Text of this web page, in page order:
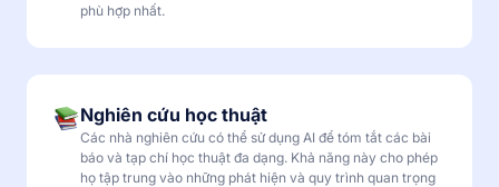
phù hợp nhất.
Nghiên cứu học thuật
Các nhà nghiên cứu có thể sử dụng AI để tóm tắt các bài
báo và tạp chí học thuật đa dạng. Khả năng này cho phép
họ tập trung vào những phát hiện và quy trình quan trọng